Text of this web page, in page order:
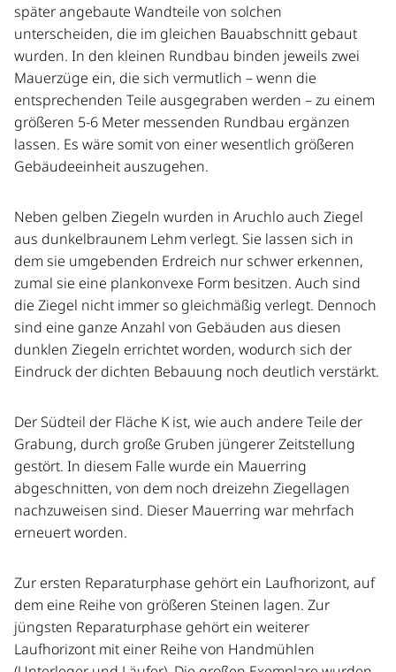
später angebaute Wandteile von solchen
unterscheiden, die im gleichen Bauabschnitt gebaut
wurden. In den kleinen Rundbau binden jeweils zwei
Mauerzüge ein, die sich vermutlich – wenn die
entsprechenden Teile ausgegraben werden – zu einem
größeren 5-6 Meter messenden Rundbau ergänzen
lassen. Es wäre somit von einer wesentlich größeren
Gebäudeeinheit auszugehen.
Neben gelben Ziegeln wurden in Aruchlo auch Ziegel
aus dunkelbraunem Lehm verlegt. Sie lassen sich in
dem sie umgebenden Erdreich nur schwer erkennen,
zumal sie eine plankonvexe Form besitzen. Auch sind
die Ziegel nicht immer so gleichmäßig verlegt. Dennoch
sind eine ganze Anzahl von Gebäuden aus diesen
dunklen Ziegeln errichtet worden, wodurch sich der
Eindruck der dichten Bebauung noch deutlich verstärkt.
Der Südteil der Fläche K ist, wie auch andere Teile der
Grabung, durch große Gruben jüngerer Zeitstellung
gestört. In diesem Falle wurde ein Mauerring
abgeschnitten, von dem noch dreizehn Ziegellagen
nachzuweisen sind. Dieser Mauerring war mehrfach
erneuert worden.
Zur ersten Reparaturphase gehört ein Laufhorizont, auf
dem eine Reihe von größeren Steinen lagen. Zur
jüngsten Reparaturphase gehört ein weiterer
Laufhorizont mit einer Reihe von Handmühlen